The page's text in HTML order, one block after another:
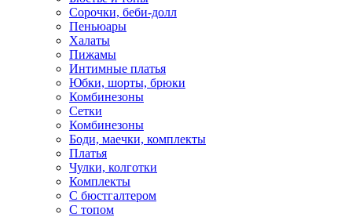
Сорочки, беби-долл
Пеньюары
Халаты
Пижамы
Интимные платья
Юбки, шорты, брюки
Комбинезоны
Сетки
Комбинезоны
Боди, маечки, комплекты
Платья
Чулки, колготки
Комплекты
С бюстгалтером
С топом